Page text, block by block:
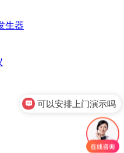
生器
可以安排上门演示吗